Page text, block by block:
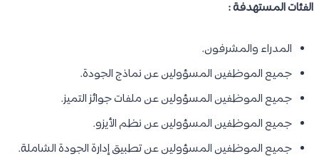
الفئات المستهدفة :
المدراء والمشرفون.
جميع الموظفين المسؤولين عن نماذج الجودة.
جميع الموظفين المسؤولين عن ملفات جوائز التميز.
جميع الموظفين المسؤولين عن نظم الأيزو.
جميع الموظفين المسؤولين عن تطبيق إدارة الجودة الشاملة.